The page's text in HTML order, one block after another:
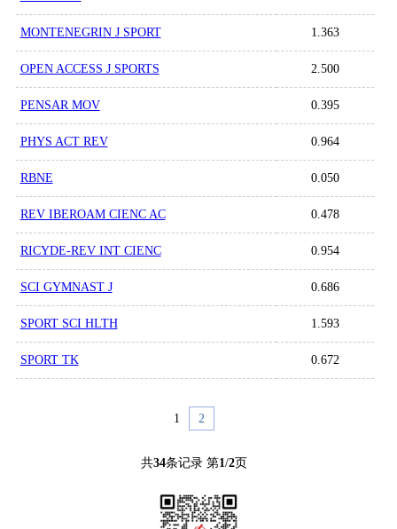
MONTENEGRIN J SPORT 1.363
OPEN ACCESS J SPORTS 2.500
PENSAR MOV 0.395
PHYS ACT REV 0.964
RBNE 0.050
REV IBEROAM CIENC AC 0.478
RICYDE-REV INT CIENC 0.954
SCI GYMNAST J 0.686
SPORT SCI HLTH 1.593
SPORT TK 0.672
1 2
共34条记录 第1/2页